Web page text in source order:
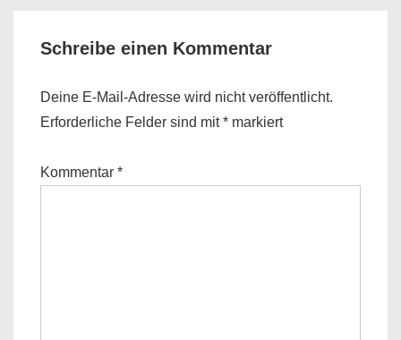
Schreibe einen Kommentar
Deine E-Mail-Adresse wird nicht veröffentlicht.
Erforderliche Felder sind mit* markiert
Kommentar *